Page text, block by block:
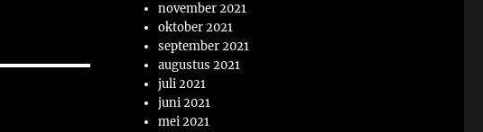
november 2021
oktober 2021
september 2021
augustus 2021
juli 2021
juni 2021
mei 2021